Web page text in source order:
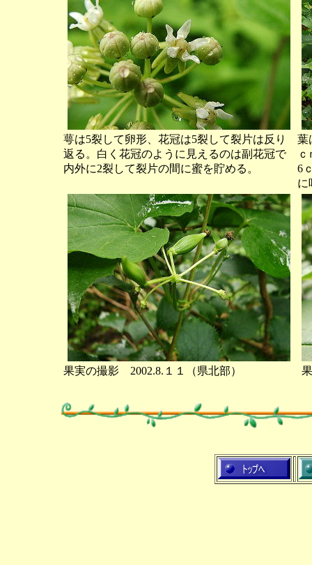
萼は5裂して卵形、花冠は5裂して裂片は反り
返る。白く花冠のように見えるのは副花冠で
内外に2裂して裂片の間に蜜を貯める。
葉
6
に
果実の撮影 2002.8.１１（県北部）